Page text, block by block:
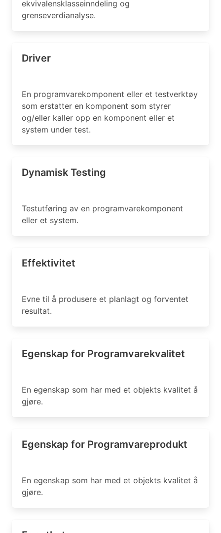
ekvivalensklasseinndeling og
grenseverdianalyse.
Driver
En programvarekomponent eller et testverktøy
som erstatter en komponent som styrer
og/eller kaller opp en komponent eller et
system under test.
Dynamisk Testing
Testutføring av en programvarekomponent
eller et system.
Effektivitet
Evne til å produsere et planlagt og forventet
resultat.
Egenskap for Programvarekvalitet
En egenskap som har med et objekts kvalitet å
gjøre.
Egenskap for Programvareprodukt
En egenskap som har med et objekts kvalitet å
gjøre.